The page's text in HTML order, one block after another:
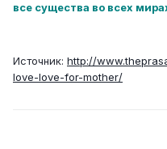
все существа во всех
Источник: http://
love-love-for-mother/